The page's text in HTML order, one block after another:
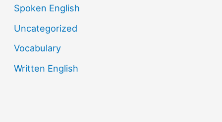
Spoken English
Uncategorized
Vocabulary
Written English